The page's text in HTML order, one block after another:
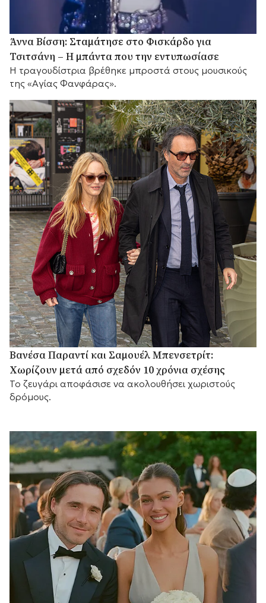
Άννα Βίσση: Σταμάτησε στο Φισκάρδο για
Τσιτσάνη – Η μπάντα που την εντυπωσίασε
Η τραγουδίστρια βρέθηκε μπροστά στους μουσικούς
της «Αγίας Φανφάρας».
Βανέσα Παραντί και Σαμουέλ Μπενσετρίτ:
Χωρίζουν μετά από σχεδόν 10 χρόνια σχέσης
Το ζευγάρι αποφάσισε να ακολουθήσει χωριστούς
δρόμους.